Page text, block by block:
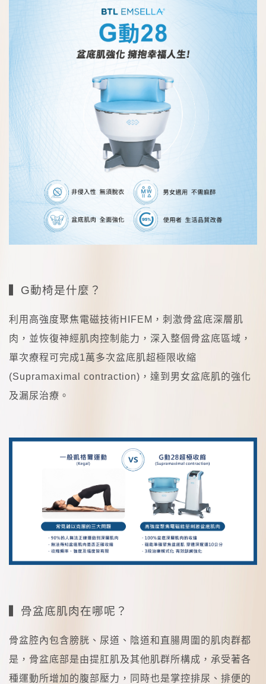
G動椅是什麼？
利用高強度聚焦電磁技術HIFEM ，刺激骨盆底深層肌
肉，並恢復神經肌肉控制能力，深入整個骨盆底區域，
單次療程可完成1萬多次盆底肌超極限收縮
(Supramaximal contraction) ，達到男女盆底肌的強化
及漏尿治療。
▍骨盆底肌肉在哪呢？
骨盆腔內包含膀胱、尿道、陰道和直腸周圍的肌肉群都
是，骨盆底部是由提肛肌及其他肌群所構成，承受著各
種運動所增加的腹部壓力，同時也是掌控排尿、排便的